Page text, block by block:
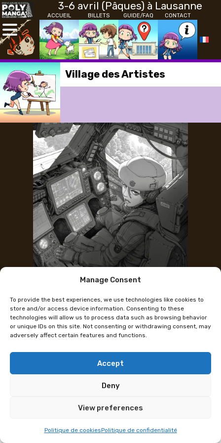
Manage Consent
To provide the best experiences, we use technologies like cookies to
store and/or access device information. Consenting to these
technologies will allow us to process data such as browsing behavior
or unique IDs on this site. Not consenting or withdrawing consent, may
adversely affect certain features and functions.
Accept
Deny
View preferences
Politique de cookiesPolitique de confidentialité
3-6 avril (Pâques) à Lausanne
ACCUEIL BILLETS GUIDE/FAQ CONTACT
Village des Artistes
MRLOU
Illustrateur passionné par les univers de sci-fi et de
dark fantasy, mais spécialisé également dans le
fan-art, il tente de se professionnaliser et d’affermir
son identité en réalisant des illustrations
principalement en valeurs de gris (personne n’osera
mettent l’accent sur le détail et des perspectives
de moins en moins foireuses.